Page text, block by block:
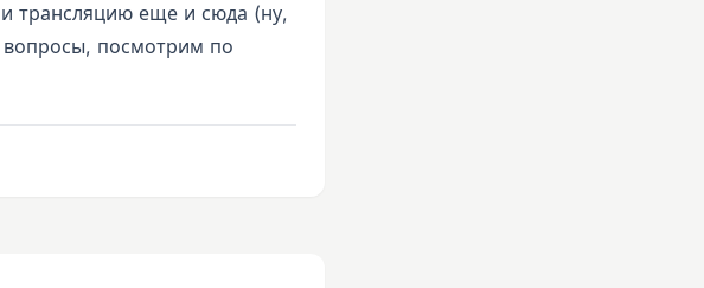
трансляцию еще и сюда (ну,
вопросы, посмотрим по